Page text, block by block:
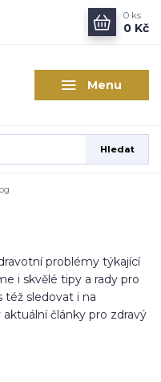
Menu
Hledat
0 ks
0 Kč
problémy týkající
i skvělé tipy a rady pro
též sledovat i na
články pro zdravý